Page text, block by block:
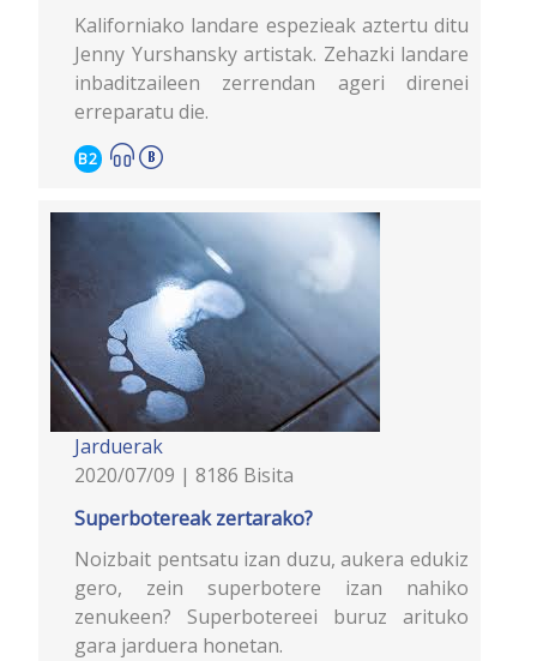
Kaliforniako landare espezieak aztertu ditu
Jenny Yurshansky artistak. Zehazki landare
inbaditzaileen zerrendan ageri direnei
erreparatu die.
B2
Jarduerak
2020/07/09 | 8186 Bisita
Superbotereak zertarako?
Noizbait pentsatu izan duzu, aukera edukiz
gero, zein superbotere izan nahiko
zenukeen? Superbotereei buruz arituko
gara jarduera honetan.